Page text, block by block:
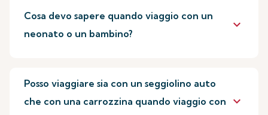
Cosa devo sapere quando viaggio con un
neonato o un bambino?
keyboard_arrow_down
Posso viaggiare sia con un seggiolino auto
che con una carrozzina quando viaggio con
keyboard_arrow_down